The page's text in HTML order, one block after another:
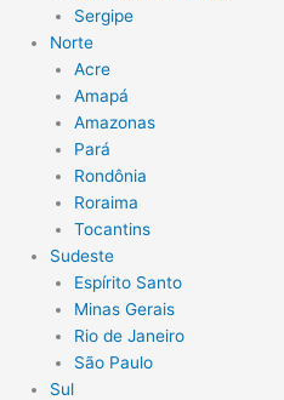
Sergipe
Norte
Acre
Amapá
Amazonas
Pará
Rondônia
Roraima
Tocantins
Sudeste
Espírito Santo
Minas Gerais
Rio de Janeiro
São Paulo
Sul